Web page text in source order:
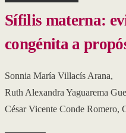
Sífilis materna:
congénita a
Sonnia María Villacís Arana,
Ruth Alexandra Yaguarema
César Vicente Conde Romero,